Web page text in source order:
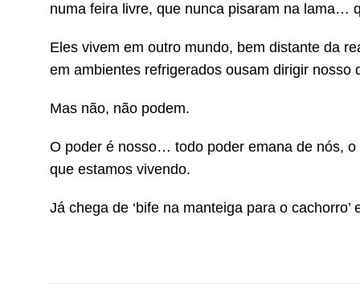
numa feira livre, que nunca pisaram na lama…
Eles vivem em outro mundo, bem distante da
em ambientes refrigerados ousam dirigir nosso
Mas não, não podem.
O poder é nosso… todo poder emana de nós,
que estamos vivendo.
Já chega de ‘bife na manteiga para o